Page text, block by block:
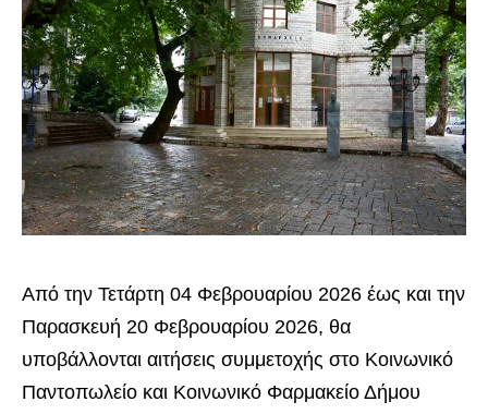
Από την Τετάρτη 04 Φεβρουαρίου 2026 έως και την
Παρασκευή 20 Φεβρουαρίου 2026, θα
υποβάλλονται αιτήσεις συμμετοχής στο Κοινωνικό
Παντοπωλείο και Κοινωνικό Φαρμακείο Δήμου